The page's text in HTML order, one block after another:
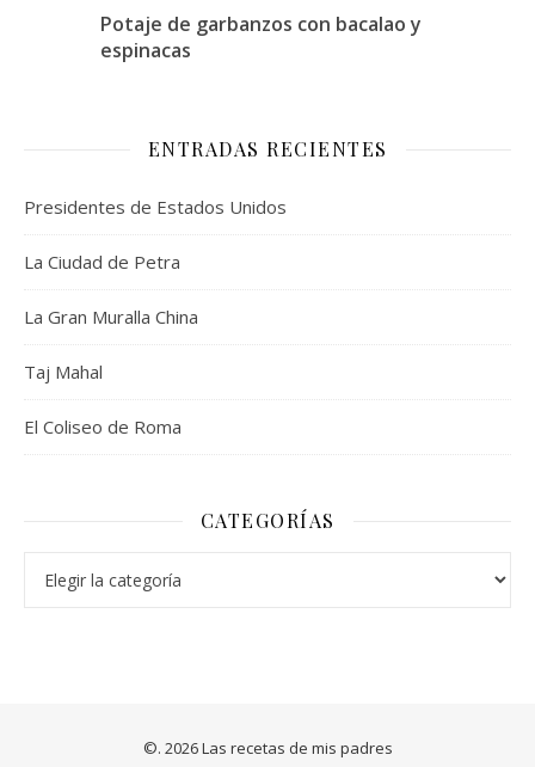
Potaje de garbanzos con bacalao y
espinacas
ENTRADAS RECIENTES
Presidentes de Estados Unidos
La Ciudad de Petra
La Gran Muralla China
Taj Mahal
El Coliseo de Roma
CATEGORÍAS
©. 2026 Las recetas de mis padres